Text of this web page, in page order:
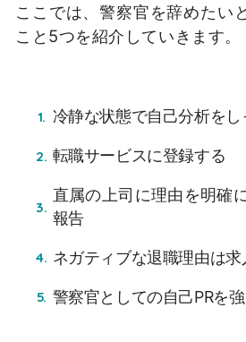
ここでは、警察官を辞めたい
こと5つを紹介していきます。
冷静な状態で自己分析をし
転職サービスに登録する
直属の上司に理由を明確
報告
ネガティブな退職理由は
警察官としての自己PRを